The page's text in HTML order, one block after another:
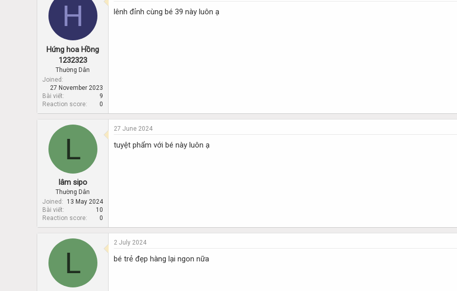
H
Hứng hoa Hồng
1232323
Thường Dân
Joined
27 November 2023
Bài viết
9
Reaction score
0
lênh đỉnh cùng bé 39 này luôn ạ
L
lâm sipo
Thường Dân
Joined
13 May 2024
Bài viết
10
Reaction score
0
27 June 2024
tuyệt phẩm với bé này luôn ạ
L
2 July 2024
bé trẻ đẹp hàng lại ngon nữa